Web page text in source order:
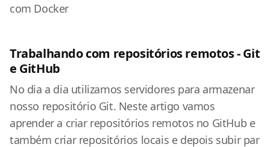
com Docker
Trabalhando com repositórios remotos - Git
e GitHub
No dia a dia utilizamos servidores para armazenar
nosso repositório Git. Neste artigo vamos
aprender a criar repositórios remotos no GitHub e
também criar repositórios locais e depois subir par